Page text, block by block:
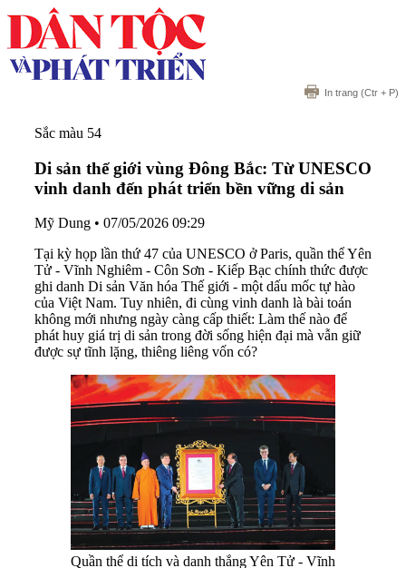
In trang (Ctr + P)
Sắc màu 54
Di sản thế giới vùng Đông Bắc: Từ UNESCO
vinh danh đến phát triển bền vững di sản
Mỹ Dung • 07/05/2026 09:29
Tại kỳ họp lần thứ 47 của UNESCO ở Paris, quần thể Yên
Tử - Vĩnh Nghiêm - Côn Sơn - Kiếp Bạc chính thức được
ghi danh Di sản Văn hóa Thế giới - một dấu mốc tự hào
của Việt Nam. Tuy nhiên, đi cùng vinh danh là bài toán
không mới nhưng ngày càng cấp thiết: Làm thế nào để
phát huy giá trị di sản trong đời sống hiện đại mà vẫn giữ
được sự tĩnh lặng, thiêng liêng vốn có?
Quần thể di tích và danh thắng Yên Tử - Vĩnh